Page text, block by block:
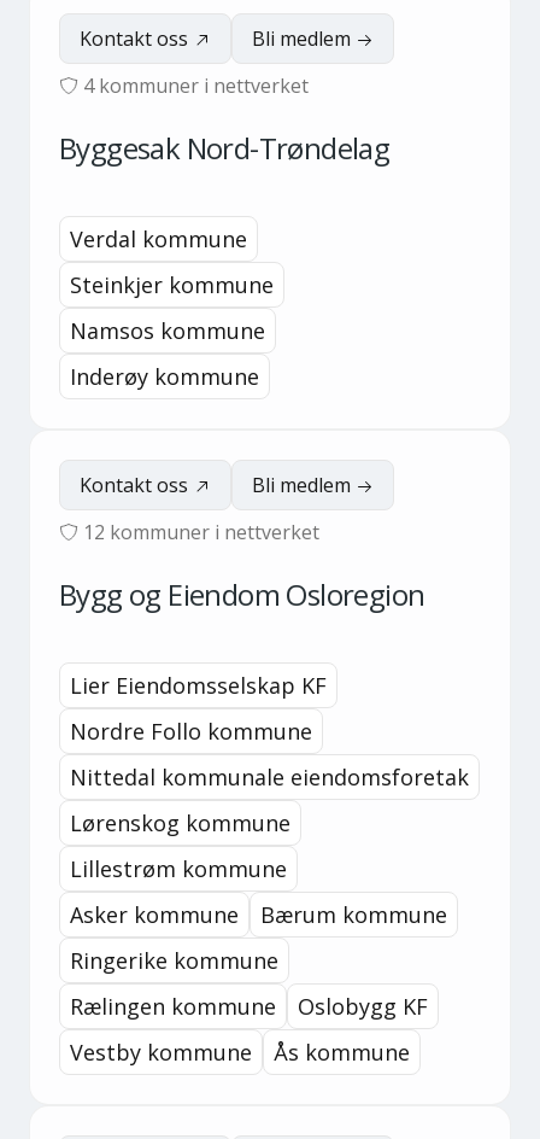
Kontakt oss
Bli medlem
4kommuner i nettverket
Byggesak Nord-Trøndelag
Verdal kommune
Steinkjer kommune
Namsos kommune
Inderøy kommune
Kontakt oss
Bli medlem
12 kommuner i nettverket
Bygg og Eiendom Osloregion
Lier Eiendomsselskap KF
Nordre Follo kommune
Nittedal kommunale eiendomsforetak
Lørenskog kommune
Lillestrøm kommune
Asker kommune
Bærum kommune
Ringerike kommune
Rælingen kommune
Oslobygg KF
Vestby kommune
Ås kommune